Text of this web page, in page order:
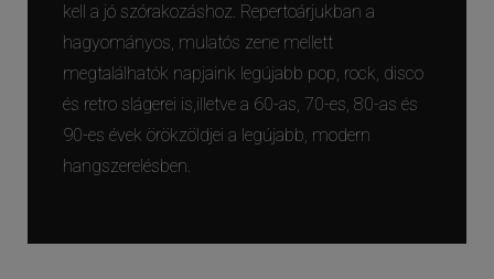
kell a jó szórakozáshoz. Repertoárjukban a
hagyományos, mulatós zene mellett
megtalálhatók napjaink legújabb pop, rock, disco
és retro slágerei is,illetve a 60-as, 70-es, 80-as és
90-es évek örökzöldjei a legújabb, modern
hangszerelésben.